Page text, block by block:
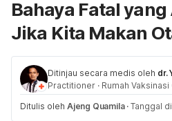
Bahaya Fatal
Jika Kita Makan
Ditinjau secara medis oleh dr.
Practitioner · Rumah
Ditulis oleh Ajeng Quamila · Tanggal